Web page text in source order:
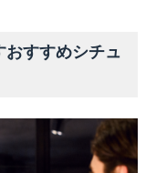
おすすめシチュ